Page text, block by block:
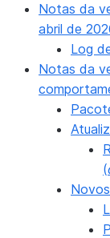
Notas da
abril de
Log
Notas da
(